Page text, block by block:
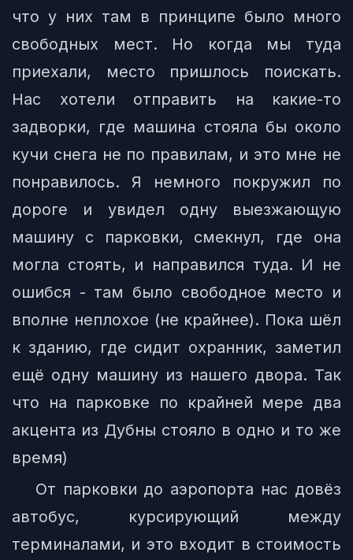
что у них там в принципе было много
свободных мест. Но когда мы туда
приехали, место пришлось поискать.
Нас хотели отправить на какие-то
задворки, где машина стояла бы около
кучи снега не по правилам, и это мне не
понравилось. Я немного покружил по
дороге и увидел одну выезжающую
машину с парковки, смекнул, где она
могла стоять, и направился туда. И не
ошибся - там было свободное место и
вполне неплохое (не крайнее). Пока шёл
к зданию, где сидит охранник, заметил
ещё одну машину из нашего двора. Так
что на парковке по крайней мере два
акцента из Дубны стояло в одно и то же
время)
От парковки до аэропорта нас довёз
автобус, курсирующий между
терминалами, и это входит в стоимость